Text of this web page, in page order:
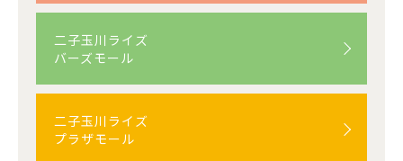
二子玉川ライズ
バーズモール
二子玉川ライズ
プラザモール